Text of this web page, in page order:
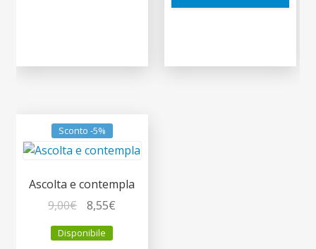
Sconto -5%
Ascolta e contempla
9,00€
prezzo
originale
8,55€
Disponibile